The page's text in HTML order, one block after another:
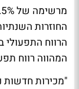
המהווה רווח תפעולי